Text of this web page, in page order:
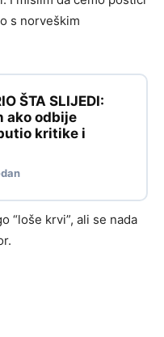
s norveškim
ŠTA SLIJEDI:
ako odbije
kritike i
“loše krvi”, ali se nada